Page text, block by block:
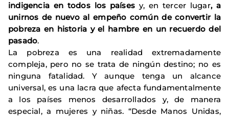
indigencia en todos los países y, en tercer lugar, a
unirnos de nuevo al empeño común de convertir la
pobreza en historia y el hambre en un recuerdo del
pasado.
La pobreza es una realidad extremadamente
compleja, pero no se trata de ningún destino; no es
ninguna fatalidad. Y aunque tenga un alcance
universal, es una lacra que afecta fundamentalmente
a los países menos desarrollados y, de manera
especial, a mujeres y niñas. “Desde Manos Unidas,